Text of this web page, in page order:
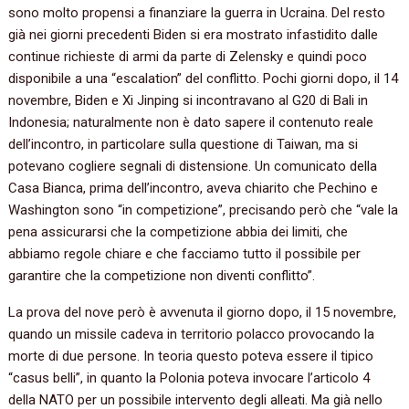
sono molto propensi a finanziare la guerra in Ucraina. Del resto
già nei giorni precedenti Biden si era mostrato infastidito dalle
continue richieste di armi da parte di Zelensky e quindi poco
disponibile a una “escalation” del conflitto. Pochi giorni dopo, il 14
novembre, Biden e Xi Jinping si incontravano al G20 di Bali in
Indonesia; naturalmente non è dato sapere il contenuto reale
dell’incontro, in particolare sulla questione di Taiwan, ma si
potevano cogliere segnali di distensione. Un comunicato della
Casa Bianca, prima dell’incontro, aveva chiarito che Pechino e
Washington sono “in competizione”, precisando però che “vale la
pena assicurarsi che la competizione abbia dei limiti, che
abbiamo regole chiare e che facciamo tutto il possibile per
garantire che la competizione non diventi conflitto”.
La prova del nove però è avvenuta il giorno dopo, il 15 novembre,
quando un missile cadeva in territorio polacco provocando la
morte di due persone. In teoria questo poteva essere il tipico
“casus belli”, in quanto la Polonia poteva invocare l’articolo 4
della NATO per un possibile intervento degli alleati. Ma già nello